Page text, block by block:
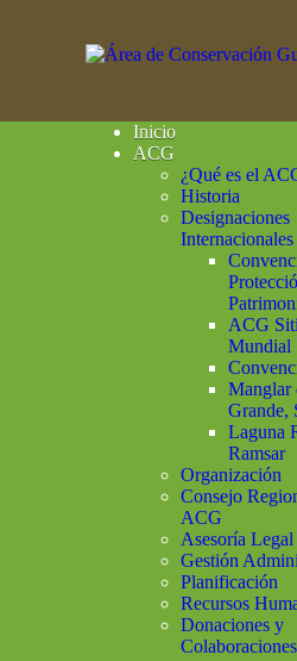
Inicio
ACG
¿Qué es el
Historia
Designaciones
Internacionales
ACG
Mundial
Manglar
Grande,
Laguna
Ramsar
Organización
Consejo
ACG
Asesoría Legal
Gestión
Planificación
Recursos
Donaciones y
Colaboraciones